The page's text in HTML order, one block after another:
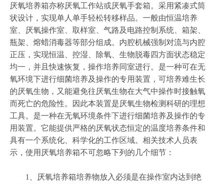
厌氧培养箱亦称厌氧工作站或厌氧手套箱。采用紧凑式筒
状设计，实现单人单手轻松转移样品。一般由恒温培养
室、厌氧操作室、取样室、气路及电路控制系统、箱架、
瓶架、熔蜡消毒器等部分组成。内腔机械强制对流与内腔
正压，实现恒温、控湿、除氧、生物脱毒四方面状态稳定
均一，并且快速恢复，操作培养同室进行。是一种可在无
氧环境下进行细菌培养及操作的专用装置，可培养难生长
的厌氧生物，又能避免往厌氧生物在大气中操作时接触氧
而死亡的危险性。因此本装置是厌氧生物检测科研的理想
工具。是一种在无氧环境条件下进行细菌培养及操作的专
用装置。它能提供严格的厌氧状态恒定的温度培养条件和
具有一个系统化、科学化的工作区域。相关技术人员表
示，使用厌氧培养箱不可忽略下列的几个细节：
1、厌氧培养箱培养物放入必须是在操作室内达到绝